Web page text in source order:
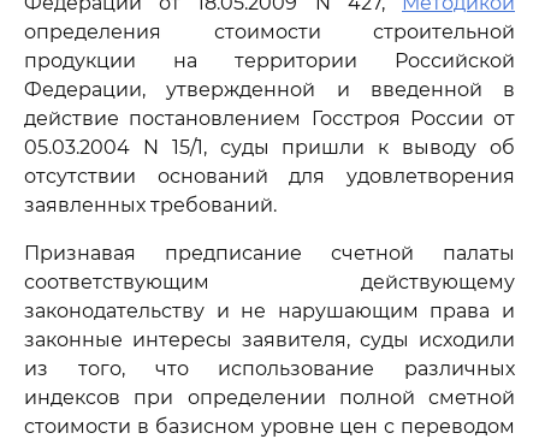
определения стоимости строительной
продукции на территории Российской
Федерации, утвержденной и введенной в
действие постановлением Госстроя России от
05.03.2004 N 15/1, суды пришли к выводу об
отсутствии оснований для удовлетворения
заявленных требований.
Признавая предписание счетной палаты
соответствующим действующему
законодательству и не нарушающим права и
законные интересы заявителя, суды исходили
из того, что использование различных
индексов при определении полной сметной
стоимости в базисном уровне цен с переводом